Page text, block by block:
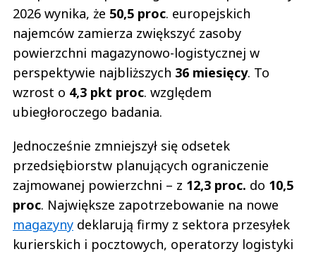
2026 wynika, że 50,5 proc. europejskich
najemców zamierza zwiększyć zasoby
powierzchni magazynowo-logistycznej w
perspektywie najbliższych 36 miesięcy. To
wzrost o 4,3 pkt proc. względem
ubiegłoroczego badania.
Jednocześnie zmniejszył się odsetek
przedsiębiorstw planujących ograniczenie
zajmowanej powierzchni – z 12,3 proc. do 10,5
proc. Największe zapotrzebowanie na nowe
magazyny deklarują firmy z sektora przesyłek
kurierskich i pocztowych, operatorzy logistyki